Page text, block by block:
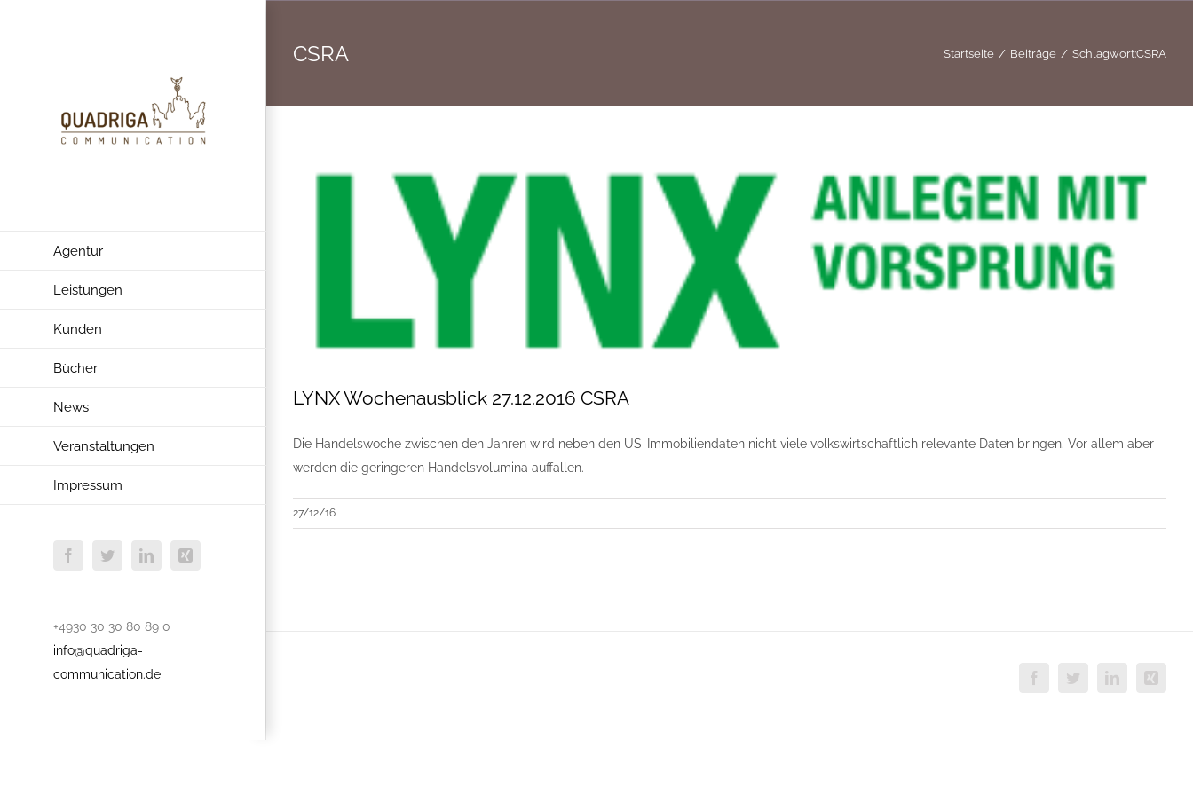
Agentur
Leistungen
Kunden
Bücher
News
Veranstaltungen
Impressum
FacebookTwitterLinkedInXing
+4930 30 30 80 89 0
info@quadriga-
communication.de
CSRA Startseite Beiträge Schlagwort:CSRA
LYNX Wochenausblick 27.12.2016 CSRA
Die Handelswoche zwischen den Jahren wird neben den US-Immobiliendaten nicht viele volkswirtschaftlich relevante Daten bringen. Vor allem aber
werden die geringeren Handelsvolumina auffallen.
27/12/16
FacebookTwitterLinkedInXing